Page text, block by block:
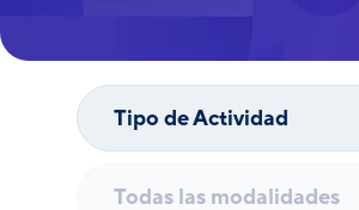
Tipo de Actividad
Todas las modalidades